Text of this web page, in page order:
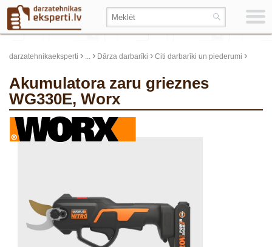
darzatehnikaeksperti › ... › Dārza darbarīki › Citi darbarīki un piederumi ›
Akumulatora zaru grieznes
WG330E, Worx